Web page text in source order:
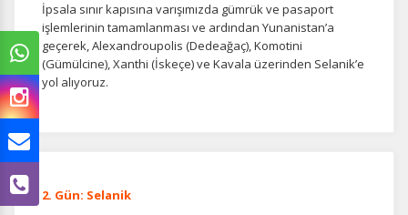
İpsala sınır kapısına varışımızda gümrük ve pasaport
işlemlerinin tamamlanması ve ardından Yunanistan’a
geçerek, Alexandroupolis (Dedeağaç), Komotini
(Gümülcine), Xanthi (İskeçe) ve Kavala üzerinden Selanik’e
yol alıyoruz.
2. Gün: Selanik